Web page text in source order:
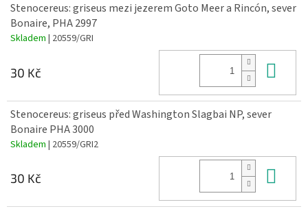
Stenocereus: griseus mezi jezerem Goto Meer a Rincón, sever
Bonaire, PHA 2997
Skladem | 20559/GRI
30 Kč
Stenocereus: griseus před Washington Slagbai NP, sever
Bonaire PHA 3000
Skladem | 20559/GRI2
30 Kč